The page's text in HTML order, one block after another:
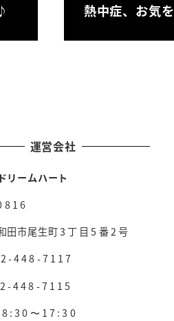
熱中症、お気
運営会社
リームハート
田市尾生町3丁目5番2号
448-7117
448-7115
8:30〜17:30